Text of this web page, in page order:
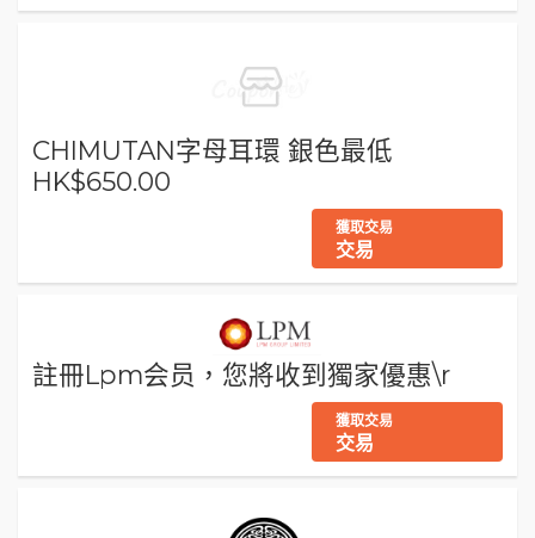
CHIMUTAN字母耳環 銀色最低
HK$650.00
獲取交易
交易
註冊Lpm会员，您將收到獨家優惠\r
獲取交易
交易